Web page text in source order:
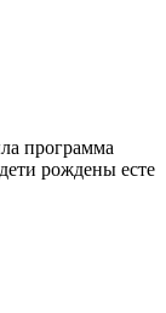
программа
рождены есте